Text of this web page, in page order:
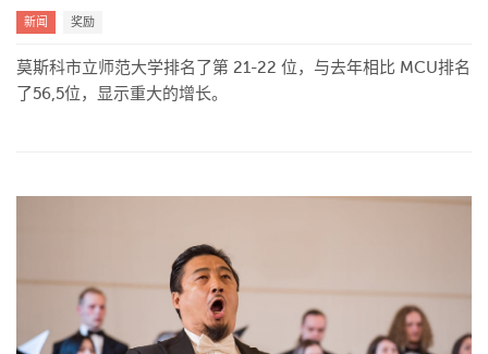
新闻 奖励
莫斯科市立师范大学排名了第 21-22 位，与去年相比 MCU排名
了56,5位，显示重大的增长。